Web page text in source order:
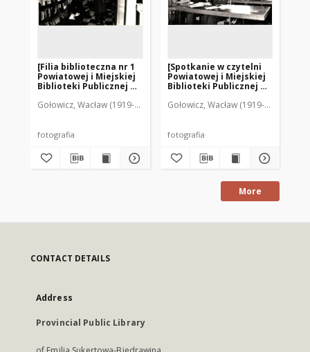
[Filia biblioteczna nr 1
Powiatowej i Miejskiej
Biblioteki Publicznej w
Gołowicz, Wacław (1919-1983). Fot.
fotografia
[Spotkanie w czytelni
Powiatowej i Miejskiej
Biblioteki Publicznej w
Gołowicz, Wacław (1919-1983). Fot.
fotografia
More
CONTACT DETAILS
Address
Provincial Public Library